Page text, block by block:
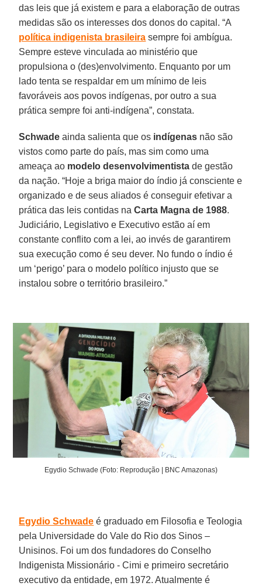
das leis que já existem e para a elaboração de outras
medidas são os interesses dos donos do capital. “A
política indigenista brasileira sempre foi ambígua.
Sempre esteve vinculada ao ministério que
propulsiona o (des)envolvimento. Enquanto por um
lado tenta se respaldar em um mínimo de leis
favoráveis aos povos indígenas, por outro a sua
prática sempre foi anti-indígena”, constata.
Schwade ainda salienta que os indígenas não são
vistos como parte do país, mas sim como uma
ameaça ao modelo desenvolvimentista de gestão
da nação. “Hoje a briga maior do índio já consciente e
organizado e de seus aliados é conseguir efetivar a
prática das leis contidas naCarta Magna de 1988.
Judiciário, Legislativo e Executivo estão aí em
constante conflito com a lei, ao invés de garantirem
sua execução como é seu dever. No fundo o índio é
um ‘perigo’ para o modelo político injusto que se
instalou sobre o território brasileiro.”
Egydio Schwade (Foto: Reprodução | BNC Amazonas)
Egydio Schwade é graduado em Filosofia e Teologia
pela Universidade do Vale do Rio dos Sinos –
Unisinos. Foi um dos fundadores do Conselho
Indigenista Missionário - Cimi e primeiro secretário
executivo da entidade, em 1972. Atualmente é